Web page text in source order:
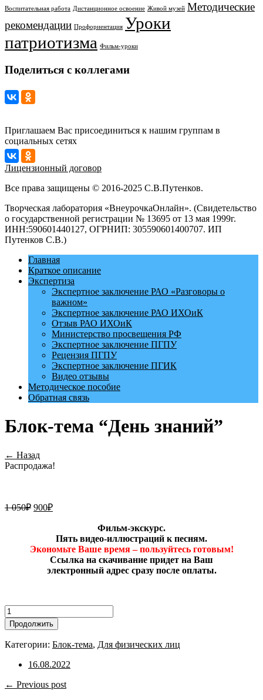
Воспитательная работа Дистанционное освоение Живой музей Методические
рекомендации Профориентация Уроки
патриотизма Фильм-уроки
Поделиться с коллегами
Приглашаем Вас присоединиться к нашим группам в
социальных сетях
Лицензионный договор
Все права защищены © 2016-2025 С.В.Путенков.
Творческая лаборатория «ВнеурочкаОнлайн». (Свидетельство
о государственной регистрации № 13695 от 13 мая 1999г.
ИНН:590601440127, ОГРНИП: 305590601400707. ИП
Путенков С.В.)
Главная
Краткое описание
Экспертиза
Экспертное заключение РАО «Разговоры о
важном»
Экспертное заключение РАО ИХОиК
Отзыв РАО ИХОиК
Министерство просвещения РФ
Экспертное заключение ПГПУ
Рецензия ПГПУ
Экспертное заключение ПГИК
Видео отзывы
Методическое пособие
Обратная связь
Блок-тема “День знаний”
← Назад
Распродажа!
1 050₽ 900₽
Фильм-экскурс.
Пять видео-иллюстраций к песням.
Экономьте Ваше время – пользуйтесь готовым!
Ссылка на скачивание придет на Ваш
электронный адрес сразу после оплаты.
Количество
товара
Блок-
тема
знаний"
Продолжить
Категории: Блок-тема, Для физических лиц
16.08.2022
← Previous post